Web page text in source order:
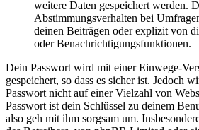
weitere Daten gespeichert werden.
Abstimmungsverhalten bei
deinen Beiträgen oder explizit von
oder Benachrichtigungsfunktionen.
Dein Passwort wird mit einer Einwege-
gespeichert, so dass es sicher ist. Jedoch
Passwort nicht auf einer Vielzahl von
Passwort ist dein Schlüssel zu deinem
also geh mit ihm sorgsam um.